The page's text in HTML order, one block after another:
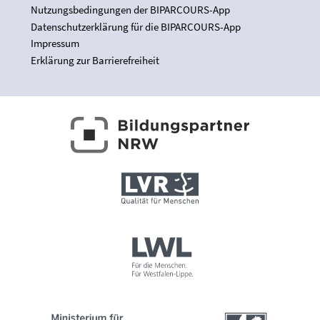
Nutzungsbedingungen der BIPARCOURS-App
Datenschutzerklärung für die BIPARCOURS-App
Impressum
Erklärung zur Barrierefreiheit